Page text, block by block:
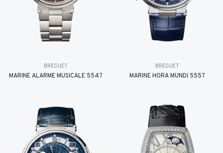
BREGUET
MARINE ALARME MUSICALE 5547
BREGUET
MARINE HORA MUNDI 5557